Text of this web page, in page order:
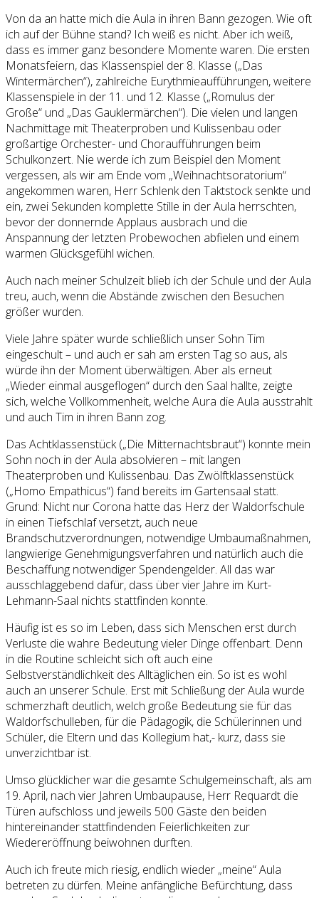
Von da an hatte mich die Aula in ihren Bann gezogen. Wie oft
ich auf der Bühne stand? Ich weiß es nicht. Aber ich weiß,
dass es immer ganz besondere Momente waren. Die ersten
Monatsfeiern, das Klassenspiel der 8. Klasse („Das
Wintermärchen“), zahlreiche Eurythmieaufführungen, weitere
Klassenspiele in der 11. und 12. Klasse („Romulus der
Große“ und „Das Gauklermärchen“). Die vielen und langen
Nachmittage mit Theaterproben und Kulissenbau oder
großartige Orchester- und Choraufführungen beim
Schulkonzert. Nie werde ich zum Beispiel den Moment
vergessen, als wir am Ende vom „Weihnachtsoratorium“
angekommen waren, Herr Schlenk den Taktstock senkte und
ein, zwei Sekunden komplette Stille in der Aula herrschten,
bevor der donnernde Applaus ausbrach und die
Anspannung der letzten Probewochen abfielen und einem
warmen Glücksgefühl wichen.
Auch nach meiner Schulzeit blieb ich der Schule und der Aula
treu, auch, wenn die Abstände zwischen den Besuchen
größer wurden.
Viele Jahre später wurde schließlich unser Sohn Tim
eingeschult – und auch er sah am ersten Tag so aus, als
würde ihn der Moment überwältigen. Aber als erneut
„Wieder einmal ausgeflogen“ durch den Saal hallte, zeigte
sich, welche Vollkommenheit, welche Aura die Aula ausstrahlt
und auch Tim in ihren Bann zog.
Das Achtklassenstück („Die Mitternachtsbraut“) konnte mein
Sohn noch in der Aula absolvieren – mit langen
Theaterproben und Kulissenbau. Das Zwölftklassenstück
(„Homo Empathicus“) fand bereits im Gartensaal statt.
Grund: Nicht nur Corona hatte das Herz der Waldorfschule
in einen Tiefschlaf versetzt, auch neue
Brandschutzverordnungen, notwendige Umbaumaßnahmen,
langwierige Genehmigungsverfahren und natürlich auch die
Beschaffung notwendiger Spendengelder. All das war
ausschlaggebend dafür, dass über vier Jahre im Kurt-
Lehmann-Saal nichts stattfinden konnte.
Häufig ist es so im Leben, dass sich Menschen erst durch
Verluste die wahre Bedeutung vieler Dinge offenbart. Denn
in die Routine schleicht sich oft auch eine
Selbstverständlichkeit des Alltäglichen ein. So ist es wohl
auch an unserer Schule. Erst mit Schließung der Aula wurde
schmerzhaft deutlich, welch große Bedeutung sie für das
Waldorfschulleben, für die Pädagogik, die Schülerinnen und
Schüler, die Eltern und das Kollegium hat,- kurz, dass sie
unverzichtbar ist.
Umso glücklicher war die gesamte Schulgemeinschaft, als am
19. April, nach vier Jahren Umbaupause, Herr Requardt die
Türen aufschloss und jeweils 500 Gäste den beiden
hintereinander stattfindenden Feierlichkeiten zur
Wiedereröffnung beiwohnen durften.
Auch ich freute mich riesig, endlich wieder „meine“ Aula
betreten zu dürfen. Meine anfängliche Befürchtung, dass